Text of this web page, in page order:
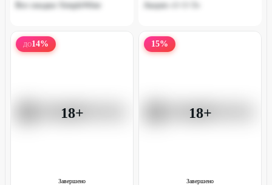
Все скидки SimpleWine ‌ Акция «1+1=3»
18+
Завершено
ДО14%
18+
Завершено
15%